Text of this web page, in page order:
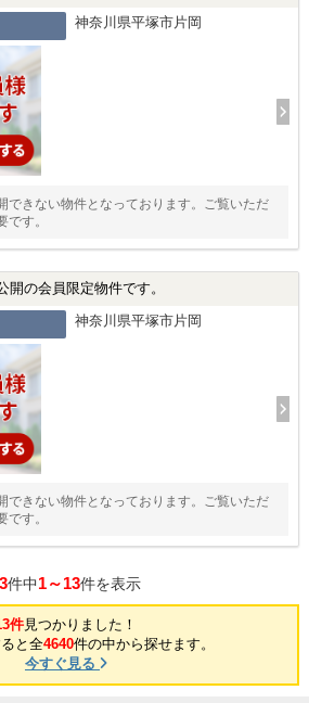
神奈川県平塚市片岡
できない物件となっております。ご覧いただ
です。
開の会員限定物件です。
神奈川県平塚市片岡
できない物件となっております。ご覧いただ
です。
件中1～13件を表示
件見つかりました！
と全4640件の中から探せます。
今すぐ見る